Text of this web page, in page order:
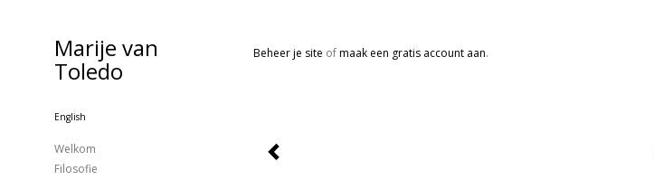
Beheer je site ofmaak een gratis account aan.
Marije van
Toledo
English
Welkom
Filosofie